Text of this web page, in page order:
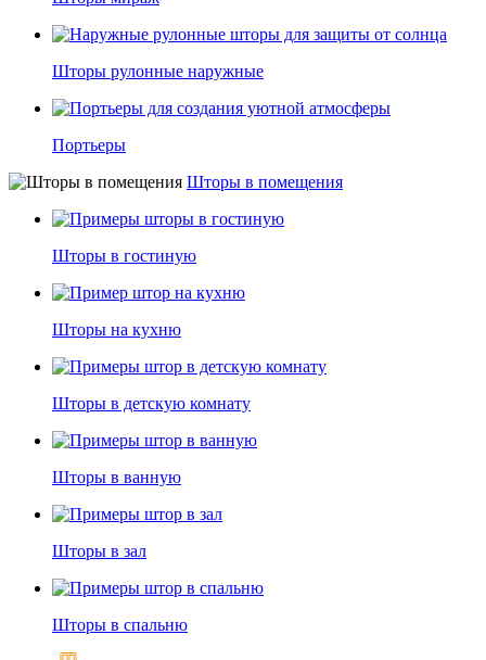
Шторы рулонные наружные
Портьеры
Шторы в помещения
Шторы в гостиную
Шторы на кухню
Шторы в детскую комнату
Шторы в ванную
Шторы в зал
Шторы в спальню